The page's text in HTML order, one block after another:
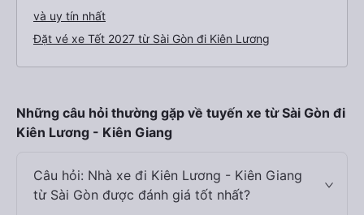
và uy tín nhất
Đặt vé xe Tết 2027 từ Sài Gòn đi Kiên Lương
Những câu hỏi thường gặp về tuyến xe từ Sài Gòn đi
Kiên Lương - Kiên Giang
Câu hỏi: Nhà xe đi Kiên Lương - Kiên Giang
từ Sài Gòn được đánh giá tốt nhất?